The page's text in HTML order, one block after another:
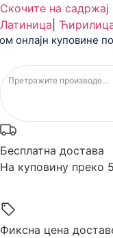
Скочите на садржај
Латиница
куповине
Бесплатна достава
На куповину преко
Фиксна цена